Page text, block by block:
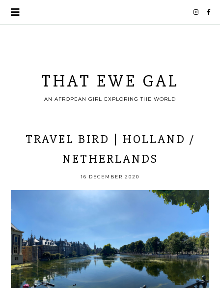
THAT EWE GAL
AN AFROPEAN GIRL EXPLORING THE WORLD
TRAVEL BIRD | HOLLAND /
NETHERLANDS
16 DECEMBER 2020